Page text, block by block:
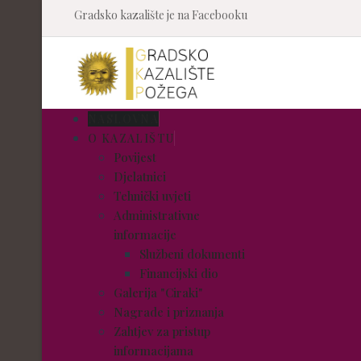
Gradsko kazalište je na Facebooku
O KAZALIŠTU
Povijest
Djelatnici
Tehnički uvjeti
Administrativne
informacije
Službeni dokumenti
Financijski dio
Galerija "Ciraki"
Nagrade i priznanja
Zahtjev za pristup
informacijama